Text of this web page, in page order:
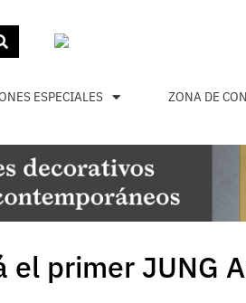
ESPECIALES ZONA DE
el primer JUNG